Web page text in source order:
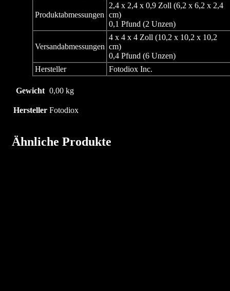
Produktabmessungen
2,4 x 2,4 x 0,9 Zoll (6,2 x 6,2 x 2,4
cm)
0,1 Pfund (2 Unzen)
Versandabmessungen
4 x 4 x 4 Zoll (10,2 x 10,2 x 10,2
cm)
0,4 Pfund (6 Unzen)
Hersteller
Fotodiox Inc.
Gewicht 0,00 kg
Hersteller Fotodiox
Ähnliche Produkte